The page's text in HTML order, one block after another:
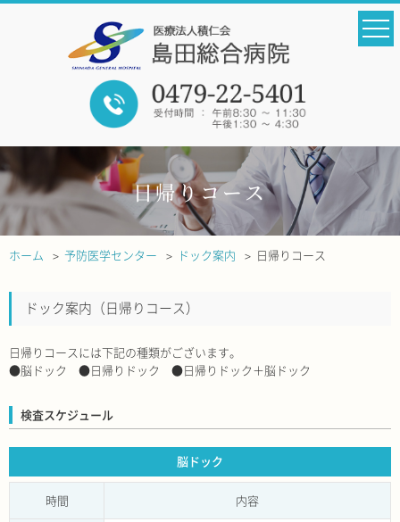
日帰りコース
ホーム 予防医学センター ドック案内 日帰りコース
ドック案内（日帰りコース）
日帰りコースには下記の種類がございます。
●脳ドック ●日帰りドック ●日帰りドック＋脳ドック
検査スケジュール
脳ドック
時間 内容